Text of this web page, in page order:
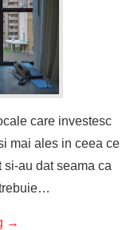
care investesc
mai ales in ceea ce
au dat seama ca
→